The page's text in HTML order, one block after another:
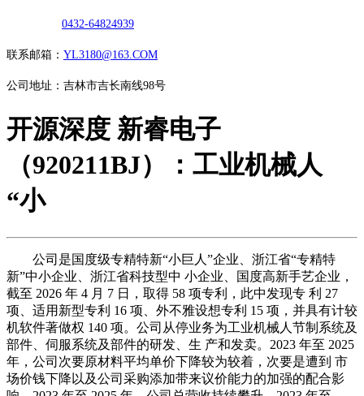
0432-64824939
联系邮箱： YL3180@163.COM
公司地址：吉林市吉长南线98号
开源深度 新睿电子
（920211BJ）：工业机械人
“小
公司是国度级专精特新“小巨人”企业、浙江省“专精特
新”中小企业、浙江省科技型中 小企业、国度高新手艺企业，
截至 2026 年 4 月 7 日，取得 58 项专利，此中发现专 利 27
项、适用新型专利 16 项、外不雅设想专利 15 项，并具有计较
机软件著做权 140 项。公司从停业务为工业机械人节制系统及
部件、伺服系统及部件的研发、生 产和发卖。2023 年至 2025
年，公司次要原材料平均单价下降较为较着，次要是遭到 市
场价钱下降以及公司采购添加带来议价能力的加强的配合影